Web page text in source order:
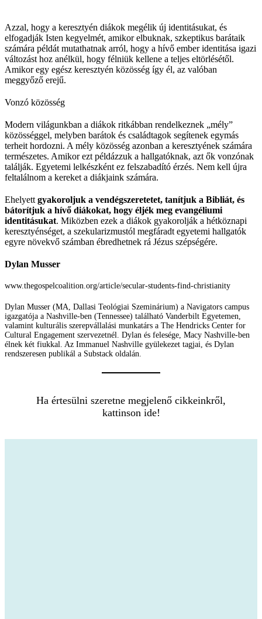
Azzal, hogy a keresztyén diákok megélik új identitásukat, és
elfogadják Isten kegyelmét, amikor elbuknak, szkeptikus barátaik
számára példát mutathatnak arról, hogy a hívő ember identitása igazi
változást hoz anélkül, hogy félniük kellene a teljes eltörlésétől.
Amikor egy egész keresztyén közösség így él, az valóban
meggyőző erejű.
Vonzó közösség
Modern világunkban a diákok ritkábban rendelkeznek „mély”
közösséggel, melyben barátok és családtagok segítenek egymás
terheit hordozni. A mély közösség azonban a keresztyének számára
természetes. Amikor ezt példázzuk a hallgatóknak, azt ők vonzónak
találják. Egyetemi lelkészként ez felszabadító érzés. Nem kell újra
feltalálnom a kereket a diákjaink számára.
Ehelyett gyakoroljuk a vendégszeretetet, tanítjuk a Bibliát, és
bátorítjuk a hívő diákokat, hogy éljék meg evangéliumi
identitásukat. Miközben ezek a diákok gyakorolják a hétköznapi
keresztyénséget, a szekularizmustól megfáradt egyetemi hallgatók
egyre növekvő számban ébredhetnek rá Jézus szépségére.
Dylan Musser
www.thegospelcoalition.org/article/secular-students-find-christianity
Dylan Musser (MA, Dallasi Teológiai Szeminárium) a Navigators campus
igazgatója a Nashville-ben (Tennessee) található Vanderbilt Egyetemen,
valamint kulturális szerepvállalási munkatárs a The Hendricks Center for
Cultural Engagement szervezetnél. Dylan és felesége, Macy Nashville-ben
élnek két fiukkal. Az Immanuel Nashville gyülekezet tagjai, és Dylan
rendszeresen publikál a Substack oldalán.
Ha értesülni szeretne megjelenő cikkeinkről,
kattinson ide!